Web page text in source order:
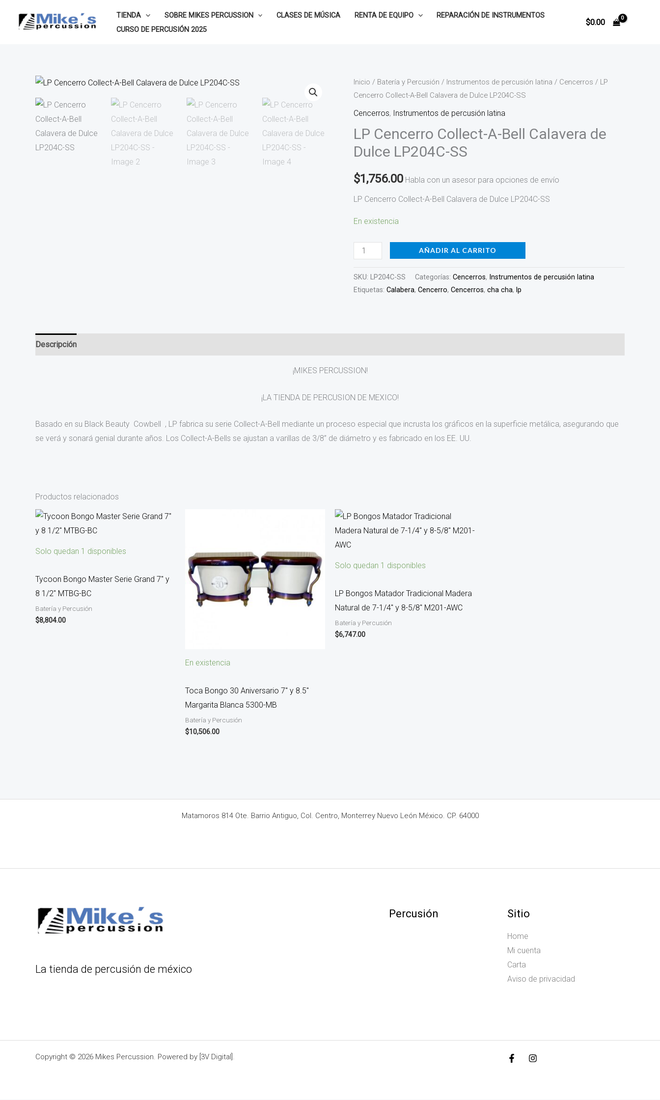
TIENDA SOBRE MIKES PERCUSSION CLASES DE MÚSICA RENTA DE EQUIPO
REPARACIÓN DE INSTRUMENTOS
CURSO DE PERCUSIÓN 2025
$0.00
Inicio / Batería y Percusión / Instrumentos de percusión latina / Cencerros / LP
Cencerro Collect-A-Bell Calavera de Dulce LP204C-SS
Cencerros, Instrumentos de percusión latina
LP Cencerro Collect-A-Bell Calavera de
Dulce LP204C-SS
$1,756.00 Habla con un asesor para opciones de envío
LP Cencerro Collect-A-Bell Calavera de Dulce LP204C-SS
En existencia
LP
Cencerro
Collect-
Bell
Calavera
Dulce
LP204C-
cantidad
AÑADIR AL CARRITO
SKU: LP204C-SS Categorías: Cencerros, Instrumentos de percusión latina
Etiquetas: Calabera, Cencerro, Cencerros, cha cha, lp
Descripción
¡MIKES PERCUSSION!
¡LA TIENDA DE PERCUSION DE MEXICO!
Basado en su Black Beauty Cowbell , LP fabrica su serie Collect-A-Bell mediante un proceso especial que incrusta los gráficos en la superficie metálica, asegurando que
se verá y sonará genial durante años. Los Collect-A-Bells se ajustan a varillas de 3/8” de diámetro y es fabricado en los EE. UU.
Productos relacionados
Solo quedan 1 disponibles
Tycoon Bongo Master Serie Grand 7″ y
8 1/2″ MTBG-BC
Batería y Percusión
$8,804.00
En existencia
Toca Bongo 30 Aniversario 7″ y 8.5″
Margarita Blanca 5300-MB
Batería y Percusión
$10,506.00
Solo quedan 1 disponibles
LP Bongos Matador Tradicional Madera
Natural de 7-1/4″ y 8-5/8″ M201-AWC
Batería y Percusión
$6,747.00
Matamoros 814 Ote. Barrio Antiguo, Col. Centro, Monterrey Nuevo León México. CP. 64000
La tienda de percusión de méxico
Percusión Sitio
Home
Mi cuenta
Carta
Aviso de privacidad
Copyright © 2026 Mikes Percussion. Powered by [3V Digital].